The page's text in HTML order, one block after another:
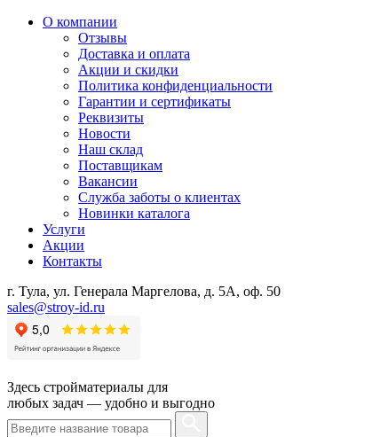
О компании
Отзывы
Доставка и оплата
Акции и скидки
Политика конфиденциальности
Гарантии и сертификаты
Реквизиты
Новости
Наш склад
Поставщикам
Вакансии
Служба заботы о клиентах
Новинки каталога
Услуги
Акции
Контакты
г. Тула, ул. Генерала Маргелова, д. 5А, оф. 50
sales@stroy-id.ru
Здесь стройматериалы для
любых задач — удобно и выгодно